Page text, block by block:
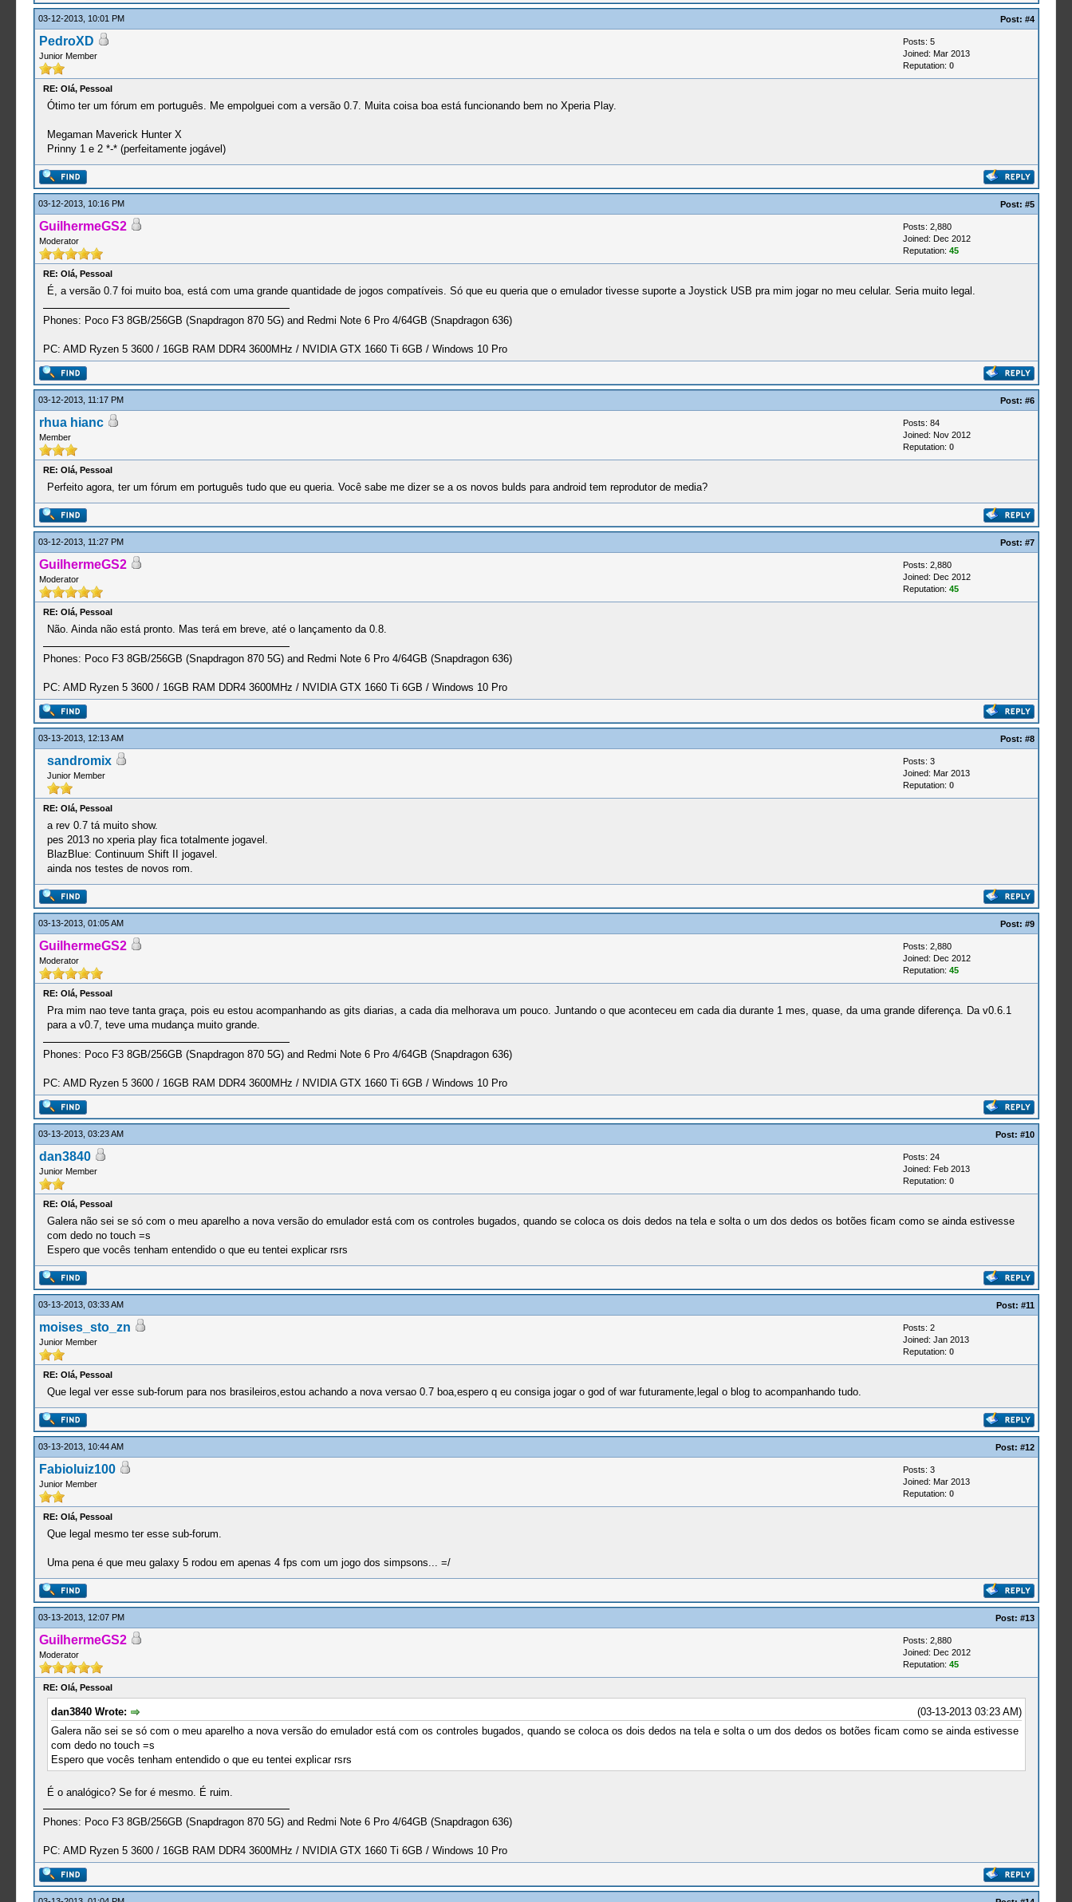
03-12-2013, 10:01 PM Post: #4
PedroXD
Junior Member
Posts: 5
Joined: Mar 2013
Reputation: 0
RE: Olá, Pessoal
Ótimo ter um fórum em português. Me empolguei com a versão 0.7. Muita coisa boa está funcionando bem no Xperia Play.
Megaman Maverick Hunter X
Prinny 1 e 2 *-* (perfeitamente jogável)
03-12-2013, 10:16 PM Post: #5
GuilhermeGS2
Moderator
Posts: 2,880
Joined: Dec 2012
Reputation: 45
RE: Olá, Pessoal
É, a versão 0.7 foi muito boa, está com uma grande quantidade de jogos compatíveis. Só que eu queria que o emulador tivesse suporte a Joystick USB pra mim jogar no meu celular. Seria muito legal.
Phones: Poco F3 8GB/256GB (Snapdragon 870 5G) and Redmi Note 6 Pro 4/64GB (Snapdragon 636)
PC: AMD Ryzen 5 3600 / 16GB RAM DDR4 3600MHz / NVIDIA GTX 1660 Ti 6GB / Windows 10 Pro
03-12-2013, 11:17 PM Post: #6
rhua hianc
Member
Posts: 84
Joined: Nov 2012
Reputation: 0
RE: Olá, Pessoal
Perfeito agora, ter um fórum em português tudo que eu queria. Você sabe me dizer se a os novos bulds para android tem reprodutor de media?
03-12-2013, 11:27 PM Post: #7
GuilhermeGS2
Moderator
Posts: 2,880
Joined: Dec 2012
Reputation: 45
RE: Olá, Pessoal
Não. Ainda não está pronto. Mas terá em breve, até o lançamento da 0.8.
Phones: Poco F3 8GB/256GB (Snapdragon 870 5G) and Redmi Note 6 Pro 4/64GB (Snapdragon 636)
PC: AMD Ryzen 5 3600 / 16GB RAM DDR4 3600MHz / NVIDIA GTX 1660 Ti 6GB / Windows 10 Pro
03-13-2013, 12:13 AM Post: #8
sandromix
Junior Member
Posts: 3
Joined: Mar 2013
Reputation: 0
RE: Olá, Pessoal
a rev 0.7 tá muito show.
pes 2013 no xperia play fica totalmente jogavel.
BlazBlue: Continuum Shift II jogavel.
ainda nos testes de novos rom.
03-13-2013, 01:05 AM Post: #9
GuilhermeGS2
Moderator
Posts: 2,880
Joined: Dec 2012
Reputation: 45
RE: Olá, Pessoal
Pra mim nao teve tanta graça, pois eu estou acompanhando as gits diarias, a cada dia melhorava um pouco. Juntando o que aconteceu em cada dia durante 1 mes, quase, da uma grande diferença. Da v0.6.1
para a v0.7, teve uma mudança muito grande.
Phones: Poco F3 8GB/256GB (Snapdragon 870 5G) and Redmi Note 6 Pro 4/64GB (Snapdragon 636)
PC: AMD Ryzen 5 3600 / 16GB RAM DDR4 3600MHz / NVIDIA GTX 1660 Ti 6GB / Windows 10 Pro
03-13-2013, 03:23 AM Post: #10
dan3840
Junior Member
Posts: 24
Joined: Feb 2013
Reputation: 0
RE: Olá, Pessoal
Galera não sei se só com o meu aparelho a nova versão do emulador está com os controles bugados, quando se coloca os dois dedos na tela e solta o um dos dedos os botões ficam como se ainda estivesse
com dedo no touch =s
Espero que vocês tenham entendido o que eu tentei explicar rsrs
03-13-2013, 03:33 AM Post: #11
moises_sto_zn
Junior Member
Posts: 2
Joined: Jan 2013
Reputation: 0
RE: Olá, Pessoal
Que legal ver esse sub-forum para nos brasileiros,estou achando a nova versao 0.7 boa,espero q eu consiga jogar o god of war futuramente,legal o blog to acompanhando tudo.
03-13-2013, 10:44 AM Post: #12
Fabioluiz100
Junior Member
Posts: 3
Joined: Mar 2013
Reputation: 0
RE: Olá, Pessoal
Que legal mesmo ter esse sub-forum.
Uma pena é que meu galaxy 5 rodou em apenas 4 fps com um jogo dos simpsons... =/
03-13-2013, 12:07 PM Post: #13
GuilhermeGS2
Moderator
Posts: 2,880
Joined: Dec 2012
Reputation: 45
RE: Olá, Pessoal
(03-13-2013 03:23 AM)
dan3840 Wrote:
Galera não sei se só com o meu aparelho a nova versão do emulador está com os controles bugados, quando se coloca os dois dedos na tela e solta o um dos dedos os botões ficam como se ainda estivesse
com dedo no touch =s
Espero que vocês tenham entendido o que eu tentei explicar rsrs
É o analógico? Se for é mesmo. É ruim.
Phones: Poco F3 8GB/256GB (Snapdragon 870 5G) and Redmi Note 6 Pro 4/64GB (Snapdragon 636)
PC: AMD Ryzen 5 3600 / 16GB RAM DDR4 3600MHz / NVIDIA GTX 1660 Ti 6GB / Windows 10 Pro